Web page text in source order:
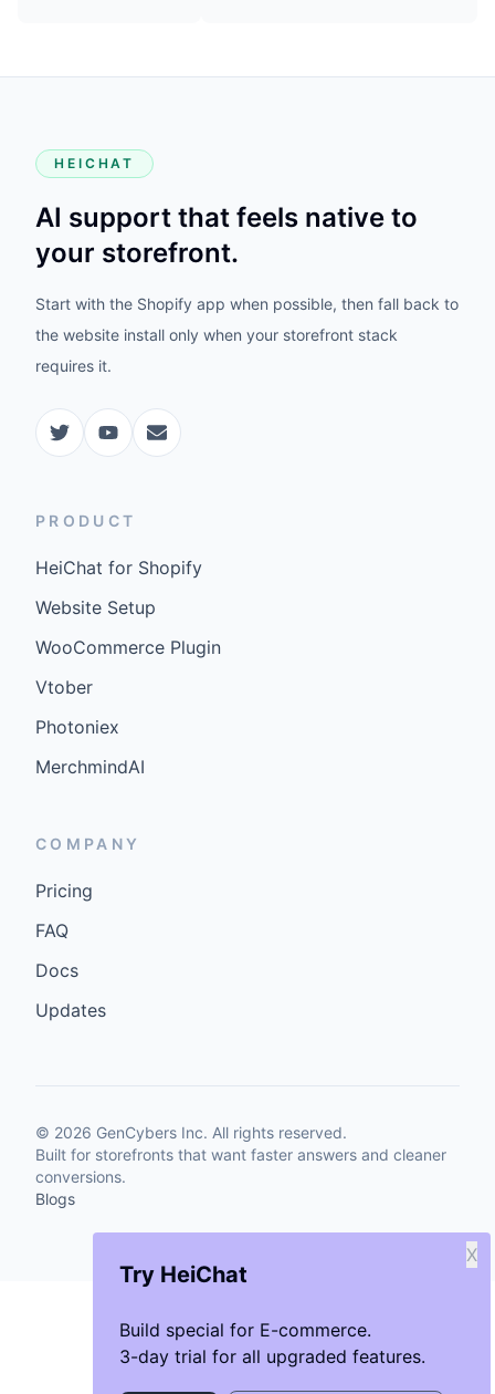
Try HeiChat
Build special for E-commerce.
3-day trial for all upgraded features.
X
HEICHAT
AI support that feels native to
your storefront.
Start with the Shopify app when possible, then fall back to
the website install only when your storefront stack
requires it.
PRODUCT
HeiChat for Shopify
Website Setup
WooCommerce Plugin
Vtober
Photoniex
MerchmindAI
COMPANY
Pricing
FAQ
Docs
Updates
© 2026 GenCybers Inc. All rights reserved.
Built for storefronts that want faster answers and cleaner
conversions.
Blogs